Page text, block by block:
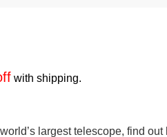
with shipping.
largest telescope, find